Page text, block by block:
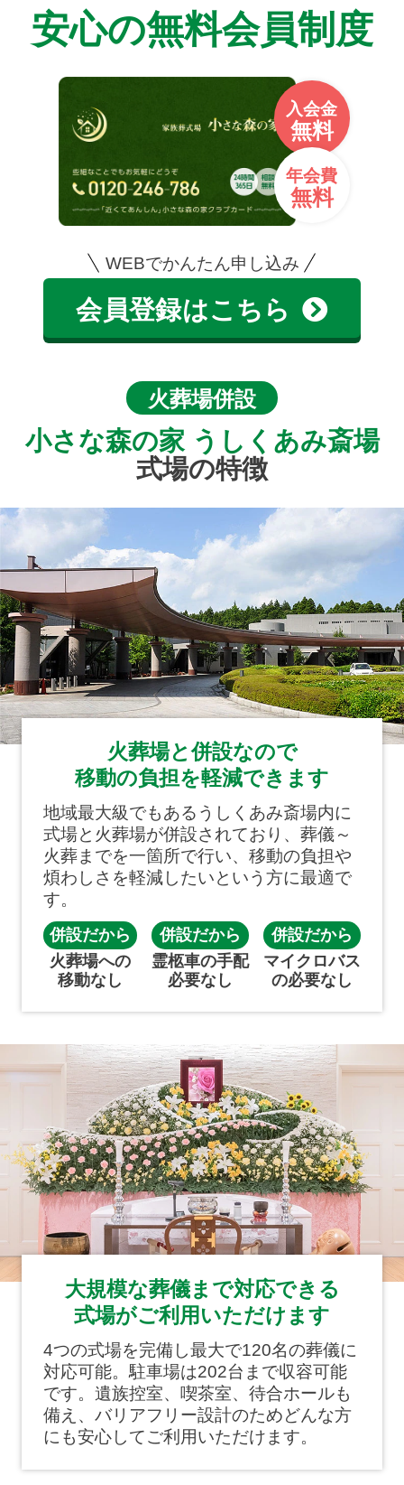
安心の無料会員制度
入会金
無料
年会費
無料
WEBでかんたん申し込み
会員登録はこちら
火葬場併設
小さな森の家 うしくあみ斎場
式場の特徴
火葬場と併設なので
移動の負担を軽減できます
地域最大級でもあるうしくあみ斎場内に
式場と火葬場が併設されており、葬儀～
火葬までを一箇所で行い、移動の負担や
煩わしさを軽減したいという方に最適で
す。
併設だから
火葬場への
移動なし
併設だから
霊柩車の手配
必要なし
併設だから
マイクロバス
の必要なし
大規模な葬儀まで対応できる
式場がご利用いただけます
4つの式場を完備し最大で120名の葬儀に
対応可能。駐車場は202台まで収容可能
です。遺族控室、喫茶室、待合ホールも
備え、バリアフリー設計のためどんな方
にも安心してご利用いただけます。